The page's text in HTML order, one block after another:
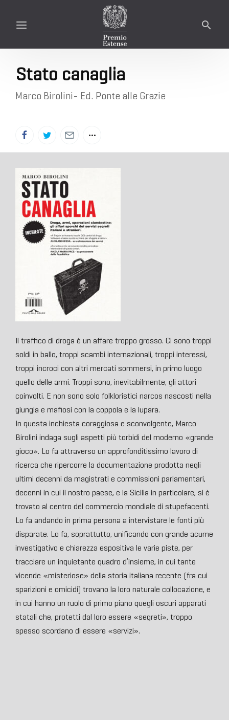
Stato canaglia
Marco Birolini- Ed. Ponte alle Grazie
Il traffico di droga è un affare troppo grosso. Ci sono troppi
soldi in ballo, troppi scambi internazionali, troppi interessi,
troppi incroci con altri mercati sommersi, in primo luogo
quello delle armi. Troppi sono, inevitabilmente, gli attori
coinvolti. E non sono solo folkloristici narcos nascosti nella
giungla e mafiosi con la coppola e la lupara.
In questa inchiesta coraggiosa e sconvolgente, Marco
Birolini indaga sugli aspetti più torbidi del moderno «grande
gioco». Lo fa attraverso un approfonditissimo lavoro di
ricerca che ripercorre la documentazione prodotta negli
ultimi decenni da magistrati e commissioni parlamentari,
decenni in cui il nostro paese, e la Sicilia in particolare, si è
trovato al centro del commercio mondiale di stupefacenti.
Lo fa andando in prima persona a intervistare le fonti più
disparate. Lo fa, soprattutto, unificando con grande acume
investigativo e chiarezza espositiva le varie piste, per
tracciare un inquietante quadro d’insieme, in cui tante
vicende «misteriose» della storia italiana recente (fra cui
sparizioni e omicidi) trovano la loro naturale collocazione, e
in cui hanno un ruolo di primo piano quegli oscuri apparati
statali che, protetti dal loro essere «segreti», troppo
spesso scordano di essere «servizi».